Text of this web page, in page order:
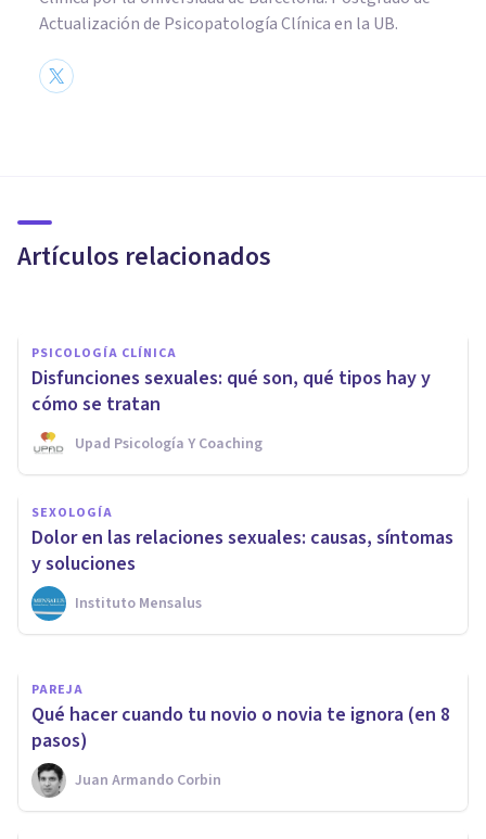
Actualización de Psicopatología Clínica en la UB.
Artículos relacionados
abiertamente de sexo con la
pareja"
PSICOLOGÍA CLÍNICA
Disfunciones sexuales: qué son, qué tipos hay y
cómo se tratan
Upad Psicología Y Coaching
SEXOLOGÍA
Dolor en las relaciones sexuales: causas, síntomas
y soluciones
Instituto Mensalus
¿Se puede retomar una
relación tras una infidelidad?
Mariva Psicólogos
PAREJA
Qué hacer cuando tu novio o novia te ignora (en 8
pasos)
Juan Armando Corbin